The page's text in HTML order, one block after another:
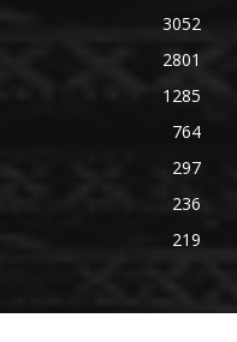
3052
2801
1285
764
297
236
219